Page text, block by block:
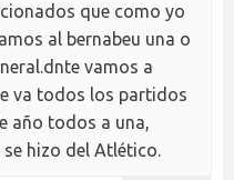
que como yo
al bernabeu una o
vamos a
va todos los partidos
año todos a una,
hizo del Atlético.